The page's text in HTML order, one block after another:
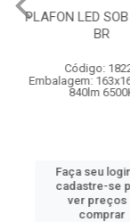
PLAFON LED
BR
Código:
Embalagem:
840lm
Faça seu
cadastre-se
ver preços
comprar